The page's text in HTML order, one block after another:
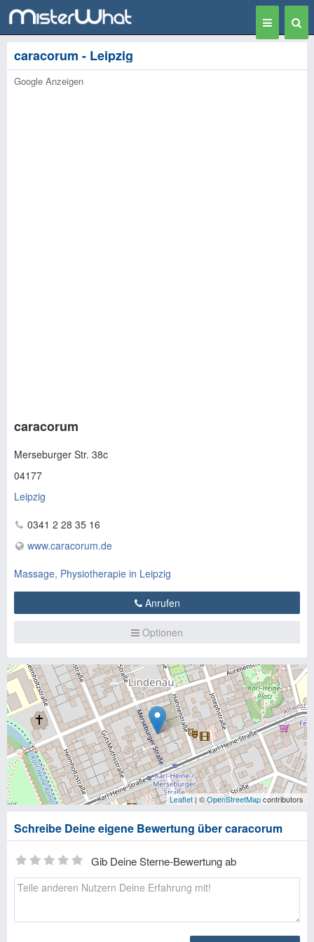
Toggle
navigation
caracorum - Leipzig
Google Anzeigen
caracorum
Merseburger Str. 38c
04177
Leipzig
0341 2 28 35 16
www.caracorum.de
Massage, Physiotherapie in Leipzig
Anrufen
Optionen
Leaflet | ©OpenStreetMapcontributors
Schreibe Deine eigene Bewertung über caracorum
Gib Deine Sterne-Bewertung ab